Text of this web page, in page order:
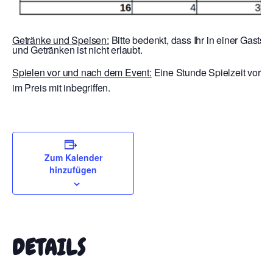
Getränke und Speisen: Bitte bedenkt, dass Ihr in einer
und Getränken ist nicht erlaubt.
Spielen vor und nach dem Event: Eine Stunde Spielzeit vor
im Preis mit inbegriffen.
Zum Kalender
hinzufügen
DETAILS